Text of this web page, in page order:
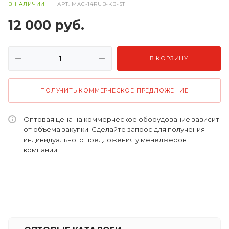
В НАЛИЧИИ АРТ. MAC-14RUB-KB-ST
12 000 руб.
В КОРЗИНУ
ПОЛУЧИТЬ КОММЕРЧЕСКОЕ ПРЕДЛОЖЕНИЕ
Оптовая цена на коммерческое оборудование зависит
от объема закупки. Сделайте запрос для получения
индивидуального предложения у менеджеров
компании.